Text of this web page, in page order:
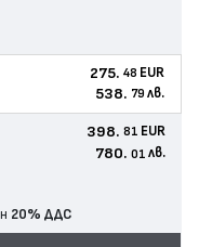
275. 48 EUR
538. 79 лв.
398. 81 EUR
780. 01 лв.
20% ДДС